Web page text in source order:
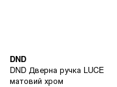
DND
DND Дверна ручка LUCE
матовий хром